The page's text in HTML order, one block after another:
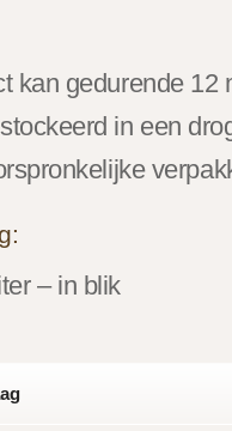
kan gedurende 12
in een
– in blik